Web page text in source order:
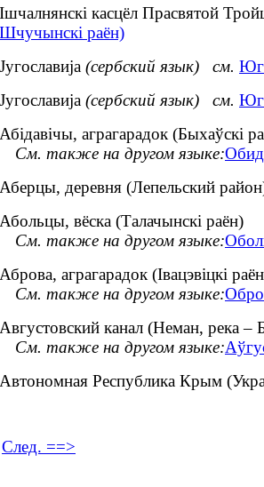
Ішчалнянскі касцёл Прасвятой
Шчучынскі раён)
Југославија (сербский язык) см.
Југославија (сербский язык) см.
Абідавічы, аграгарадок (Быхаўскі
См. также на другом языке:
Аберцы, деревня (Лепельский
Абольцы, вёска (Талачынскі раён)
См. также на другом языке:
Аброва, аграгарадок (Івацэвіцкі
См. также на другом языке:
Августовский канал (Неман, река –
См. также на другом языке:
Автономная Республика Крым
След. ==>